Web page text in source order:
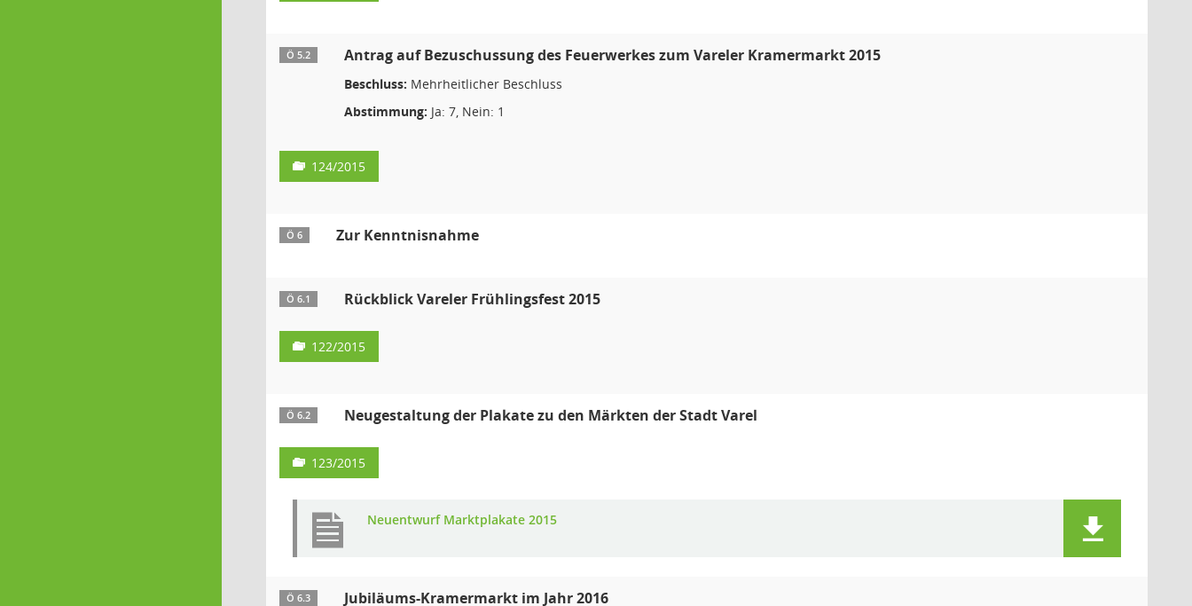
Ö 5.2 Antrag auf Bezuschussung des Feuerwerkes zum Vareler Kramermarkt 2015
Beschluss: Mehrheitlicher Beschluss
Abstimmung: Ja: 7, Nein: 1
124/2015
Ö 6 Zur Kenntnisnahme
Ö 6.1 Rückblick Vareler Frühlingsfest 2015
122/2015
Ö 6.2 Neugestaltung der Plakate zu den Märkten der Stadt Varel
123/2015
Neuentwurf Marktplakate 2015
Ö 6.3 Jubiläums-Kramermarkt im Jahr 2016